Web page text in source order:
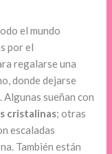
el mundo
por el
regalarse una
donde dejarse
sueñan con
cristalinas; otras
escaladas
También están